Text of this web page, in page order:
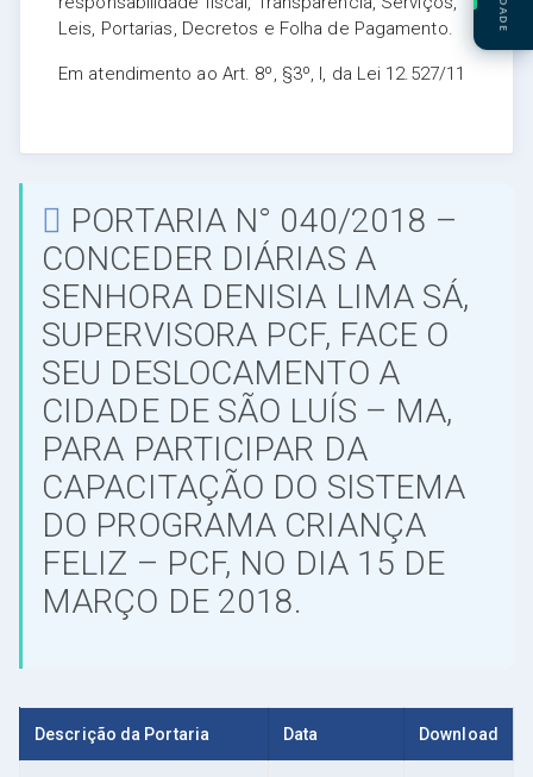
Leis, Portarias, Decretos e Folha de Pagamento.
Em atendimento ao Art. 8º, §3º, I, da Lei 12.527/11
PORTARIA N° 040/2018 –
CONCEDER DIÁRIAS A
SENHORA DENISIA LIMA SÁ,
SUPERVISORA PCF, FACE O
SEU DESLOCAMENTO A
CIDADE DE SÃO LUÍS – MA,
PARA PARTICIPAR DA
CAPACITAÇÃO DO SISTEMA
DO PROGRAMA CRIANÇA
FELIZ – PCF, NO DIA 15 DE
MARÇO DE 2018.
Descrição da Portaria Data Download